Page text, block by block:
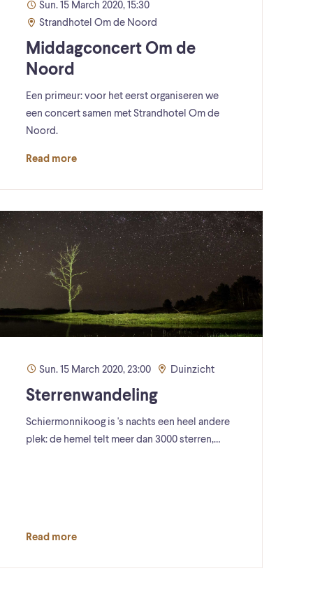
Sun. 15 March 2020, 15:30
Strandhotel Om de Noord
Middagconcert Om de
Noord
Een primeur: voor het eerst organiseren we
een concert samen met Strandhotel Om de
Noord.
Read more
Sun. 15 March 2020, 23:00 Duinzicht
Sterrenwandeling
Schiermonnikoog is 's nachts een heel andere
plek: de hemel telt meer dan 3000 sterren,…
Read more